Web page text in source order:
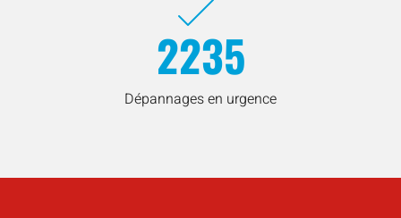
2235
Dépannages en urgence